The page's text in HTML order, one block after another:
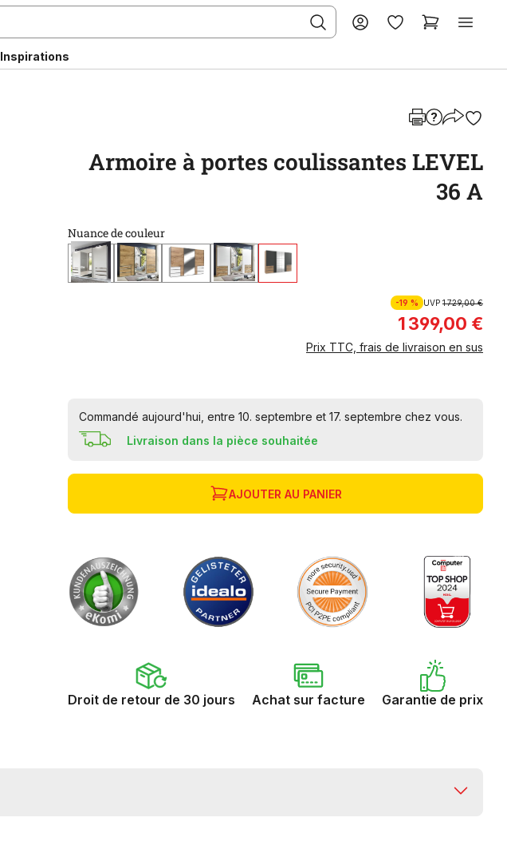
Inspirations
Armoire à portes coulissantes LEVEL
36 A
Nuance de couleur
-19 % UVP 1 729,00 €
1 399,00 €
Prix TTC, frais de livraison en sus
Commandé aujourd'hui, entre 10. septembre et 17. septembre chez vous.
Livraison dans la pièce souhaitée
AJOUTER AU PANIER
Droit de retour de 30 jours Achat sur facture Garantie de prix